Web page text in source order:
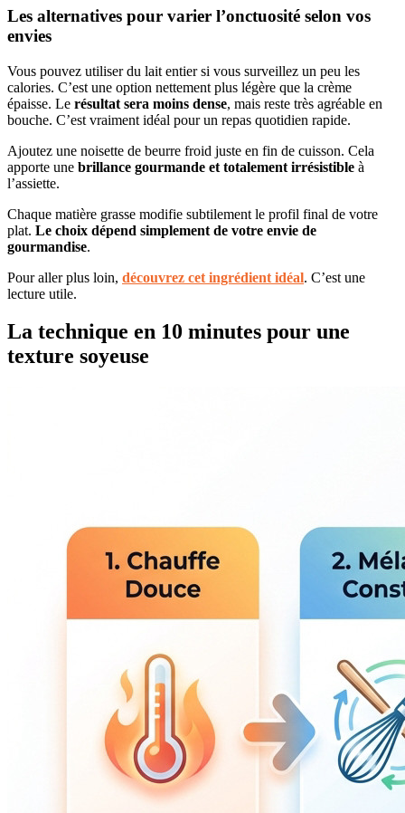
Les alternatives pour varier l’onctuosité selon vos
envies
Vous pouvez utiliser du lait entier si vous surveillez un peu les
calories. C’est une option nettement plus légère que la crème
épaisse. Le résultat sera moins dense, mais reste très agréable en
bouche. C’est vraiment idéal pour un repas quotidien rapide.
Ajoutez une noisette de beurre froid juste en fin de cuisson. Cela
apporte une brillance gourmande et totalement irrésistible à
l’assiette.
Chaque matière grasse modifie subtilement le profil final de votre
plat. Le choix dépend simplement de votre envie de
gourmandise.
Pour aller plus loin, découvrez cet ingrédient idéal. C’est une
lecture utile.
La technique en 10 minutes pour une
texture soyeuse